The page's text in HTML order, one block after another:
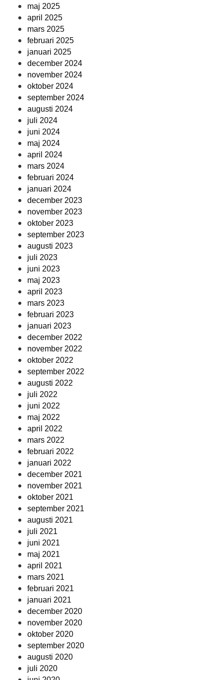
maj 2025
april 2025
mars 2025
februari 2025
januari 2025
december 2024
november 2024
oktober 2024
september 2024
augusti 2024
juli 2024
juni 2024
maj 2024
april 2024
mars 2024
februari 2024
januari 2024
december 2023
november 2023
oktober 2023
september 2023
augusti 2023
juli 2023
juni 2023
maj 2023
april 2023
mars 2023
februari 2023
januari 2023
december 2022
november 2022
oktober 2022
september 2022
augusti 2022
juli 2022
juni 2022
maj 2022
april 2022
mars 2022
februari 2022
januari 2022
december 2021
november 2021
oktober 2021
september 2021
augusti 2021
juli 2021
juni 2021
maj 2021
april 2021
mars 2021
februari 2021
januari 2021
december 2020
november 2020
oktober 2020
september 2020
augusti 2020
juli 2020